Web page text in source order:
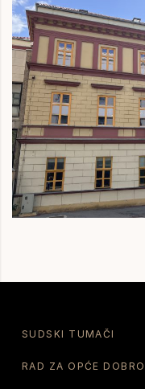
SUDSKI TUMAČI
RAD ZA OPĆE DOBRO